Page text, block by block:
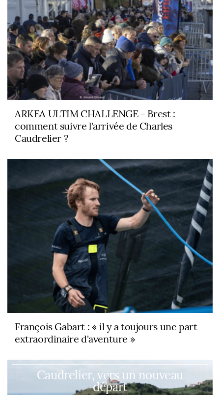
ARKEA ULTIM CHALLENGE - Brest :
comment suivre l'arrivée de Charles
Caudrelier ?
François Gabart : « il y a toujours une part
extraordinaire d'aventure »
Caudrelier, vers un nouveau
départ